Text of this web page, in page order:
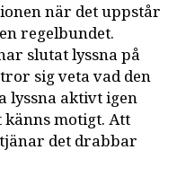
när det uppstår
regelbundet.
slutat lyssna på
sig veta vad den
lyssna aktivt igen
känns motigt. Att
det drabbar